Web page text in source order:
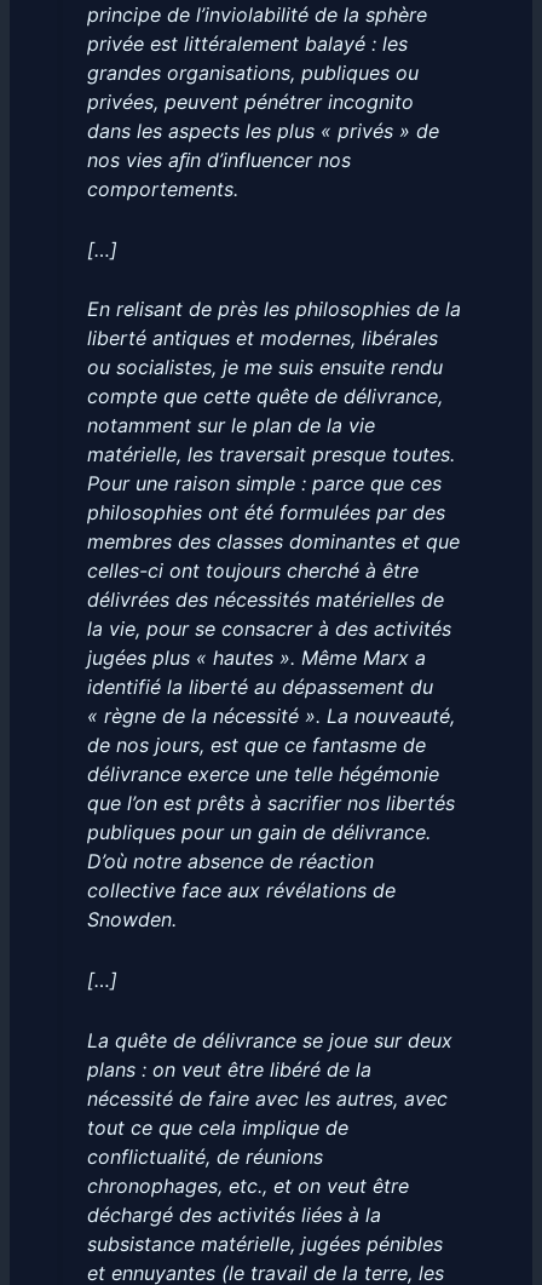
principe de l’inviolabilité de la sphère
privée est littéralement balayé : les
grandes organisations, publiques ou
privées, peuvent pénétrer incognito
dans les aspects les plus « privés » de
nos vies aﬁn d’influencer nos
comportements.
[…]
En relisant de près les philosophies de la
liberté antiques et modernes, libérales
ou socialistes, je me suis ensuite rendu
compte que cette quête de délivrance,
notamment sur le plan de la vie
matérielle, les traversait presque toutes.
Pour une raison simple : parce que ces
philosophies ont été formulées par des
membres des classes dominantes et que
celles-ci ont toujours cherché à être
délivrées des nécessités matérielles de
la vie, pour se consacrer à des activités
jugées plus « hautes ». Même Marx a
identifié la liberté au dépassement du
« règne de la nécessité ». La nouveauté,
de nos jours, est que ce fantasme de
délivrance exerce une telle hégémonie
que l’on est prêts à sacrifier nos libertés
publiques pour un gain de délivrance.
D’où notre absence de réaction
collective face aux révélations de
Snowden.
[…]
La quête de délivrance se joue sur deux
plans : on veut être libéré de la
nécessité de faire avec les autres, avec
tout ce que cela implique de
conflictualité, de réunions
chronophages, etc., et on veut être
déchargé des activités liées à la
subsistance matérielle, jugées pénibles
et ennuyantes (le travail de la terre, les